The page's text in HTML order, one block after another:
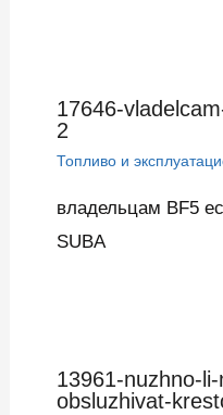
17646-
2
Топливо и
владельцам BF5
SUBA
13961-nuzhno-
obsluzhivat-